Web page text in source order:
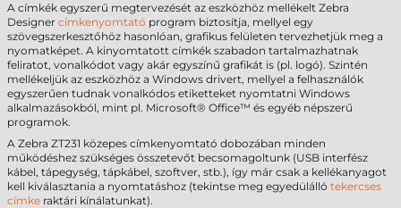
A címkék egyszerű megtervezését az eszközhöz mellékelt Zebra
Designer címkenyomtató program biztosítja, mellyel egy
szövegszerkesztőhöz hasonlóan, grafikus felületen tervezhetjük meg a
nyomatképet. A kinyomtatott címkék szabadon tartalmazhatnak
feliratot, vonalkódot vagy akár egyszínű grafikát is (pl. logó). Szintén
mellékeljük az eszközhöz a Windows drivert, mellyel a felhasználók
egyszerűen tudnak vonalkódos etiketteket nyomtatni Windows
alkalmazásokból, mint pl. Microsoft® Office™ és egyéb népszerű
programok.
A Zebra ZT231 közepes címkenyomtató dobozában minden
működéshez szükséges összetevőt becsomagoltunk (USB interfész
kábel, tápegység, tápkábel, szoftver, stb.), így már csak a kellékanyagot
kell kiválasztania a nyomtatáshoz (tekintse meg egyedülálló tekercses
címke raktári kínálatunkat).